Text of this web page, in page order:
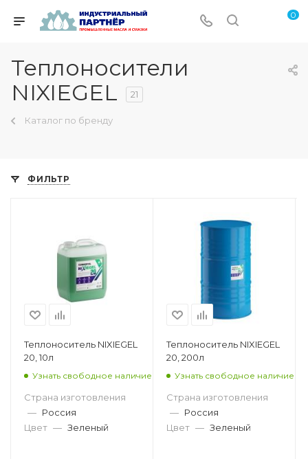
0
Теплоносители
NIXIEGEL
21
Каталог по бренду
ФИЛЬТР
Теплоноситель NIXIEGEL
20, 10л
Узнать свободное наличие
Страна изготовления
— Россия
Цвет — Зеленый
Теплоноситель NIXIEGEL
20, 200л
Узнать свободное наличие
Страна изготовления
— Россия
Цвет — Зеленый